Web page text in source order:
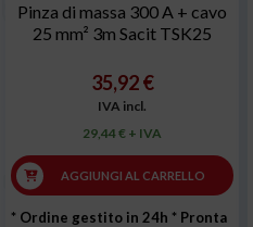
Pinza di massa 300 A + cavo
25 mm² 3m Sacit TSK25
35,92 €
IVA incl.
29,44 € + IVA
AGGIUNGI AL CARRELLO
* Ordine gestito in 24h * Pronta